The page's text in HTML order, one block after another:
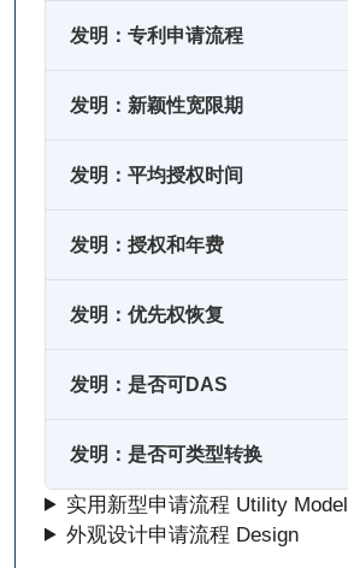
发明：专利申请流程
发明：新颖性宽限期
发明：平均授权时间
发明：授权和年费
发明：优先权恢复
发明：是否可DAS
发明：是否可类型转换
实用新型申请流程 Utility Model
外观设计申请流程 Design